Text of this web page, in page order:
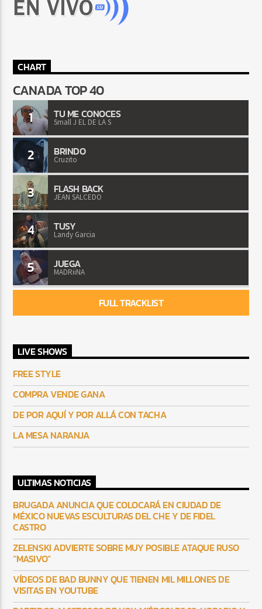
CHART
CANADA TOP 40
1 TU ME CONOCES
Small J EL DE LA S
2 BRINDO
Cruzito
3 FLASH BACK
JEAN SALCEDO
4 TUSY
Landy Garcia
5 JUEGA
MADRiiNA
FULL TRACKLIST
LIVE SHOWS
FREE STYLE
COMPRA VENDE GANA
DE POR AQUÍ Y POR ALLÁ CON TACHA
LA MESA NARANJA
ULTIMAS NOTICIAS
BRUGADA ANUNCIA QUE COLOCARÁ EN CIUDAD DE
MÉXICO NUEVAS ESCULTURAS DEL CHE Y DE FIDEL
CASTRO
ZELENSKI ADVIERTE SOBRE MUY POSIBLE ATAQUE RUSO
“MASIVO”
VÍDEOS DE BAD BUNNY QUE TIENEN MIL MILLONES DE
VISITAS EN YOUTUBE